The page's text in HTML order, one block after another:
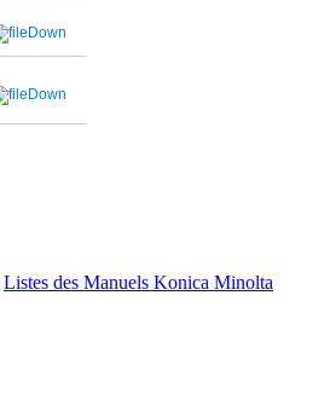
Listes des Manuels Konica Minolta